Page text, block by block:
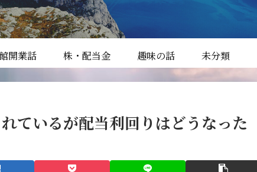
開業話 株・配当金 趣味の話 未分類
ているが配当利回りはどうなった